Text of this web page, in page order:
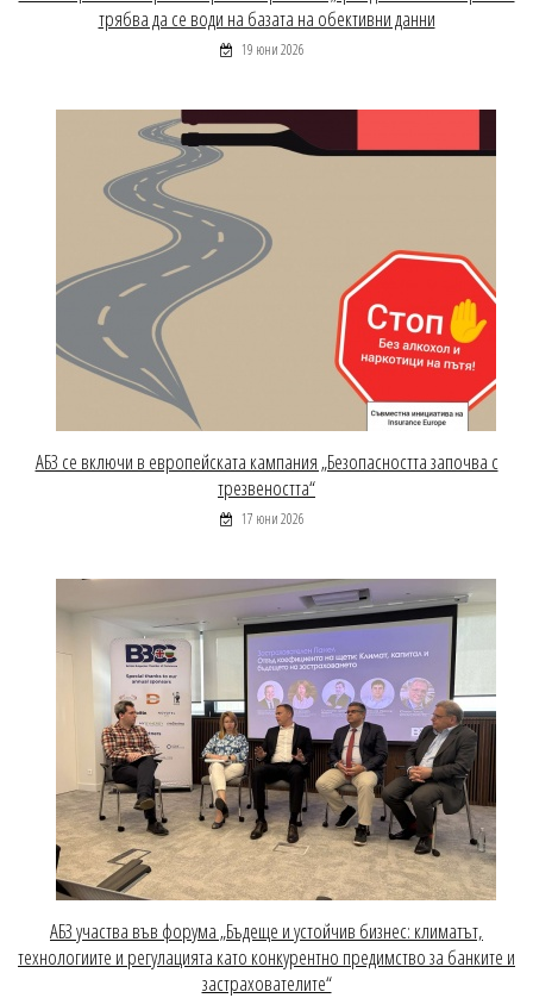
трябва да се води на базата на обективни данни
19 юни 2026
АБЗ се включи в европейската кампания „Безопасността започва с
трезвеността“
17 юни 2026
АБЗ участва във форума „Бъдеще и устойчив бизнес: климатът,
технологиите и регулацията като конкурентно предимство за банките и
застрахователите“